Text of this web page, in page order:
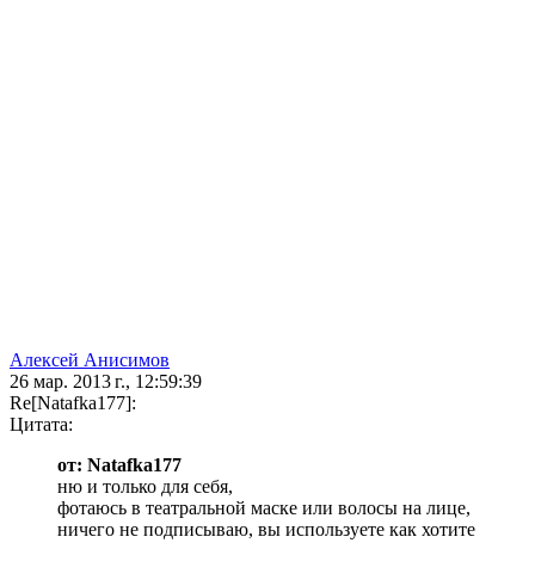
Алексей Анисимов
26 мар. 2013 г., 12:59:39
Re[Natafka177]:
Цитата:
от: Natafka177
ню и только для себя,
фотаюсь в театральной маске или волосы на лице,
ничего не подписываю, вы используете как хотите